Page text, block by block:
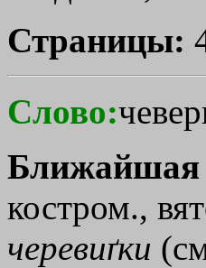
Страницы:
Слово:
Ближайшая
костром.,
черевиґки